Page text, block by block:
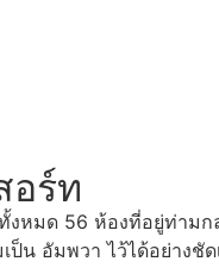
อร์ท
งหมด 56 ห้องที่อยู่ท่าม
ป็น อัมพวา ไว้ได้อย่าง